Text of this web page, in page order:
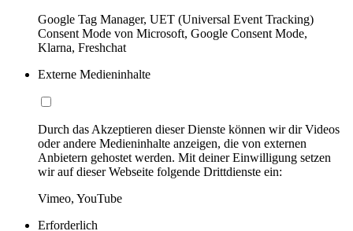
Google Tag Manager, UET (Universal Event Tracking)
Consent Mode von Microsoft, Google Consent Mode,
Klarna, Freshchat
Externe Medieninhalte
Durch das Akzeptieren dieser Dienste können wir dir Videos
oder andere Medieninhalte anzeigen, die von externen
Anbietern gehostet werden. Mit deiner Einwilligung setzen
wir auf dieser Webseite folgende Drittdienste ein:
Vimeo, YouTube
Erforderlich